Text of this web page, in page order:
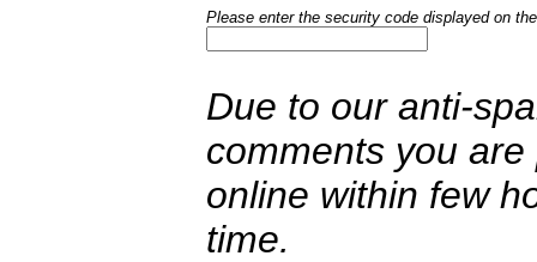
Please enter the security code displayed on
Due to our anti-
comments you
online within few
time.